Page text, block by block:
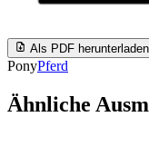
Als PDF herunterladen
PonyPferd
Ähnliche